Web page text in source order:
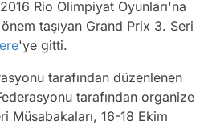
Rio Olimpiyat Oyunları'na
taşıyan Grand Prix 3. Seri
'ye gitti.
tarafından düzenlenen
tarafından organize
Müsabakaları, 16-18 Ekim